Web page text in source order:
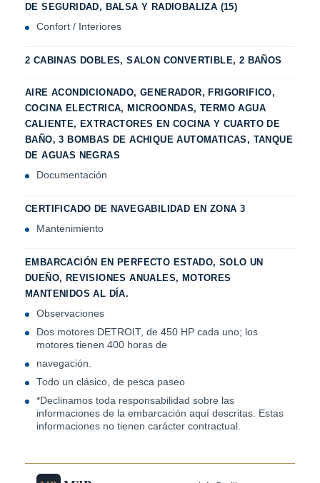
DE SEGURIDAD, BALSA Y RADIOBALIZA (15)
Confort / Interiores
2 CABINAS DOBLES, SALON CONVERTIBLE, 2 BAÑOS
AIRE ACONDICIONADO, GENERADOR, FRIGORIFICO,
COCINA ELECTRICA, MICROONDAS, TERMO AGUA
CALIENTE, EXTRACTORES EN COCINA Y CUARTO DE
BAÑO, 3 BOMBAS DE ACHIQUE AUTOMATICAS, TANQUE
DE AGUAS NEGRAS
Documentación
CERTIFICADO DE NAVEGABILIDAD EN ZONA 3
Mantenimiento
EMBARCACIÓN EN PERFECTO ESTADO, SOLO UN
DUEÑO, REVISIONES ANUALES, MOTORES
MANTENIDOS AL DÍA.
Observaciones
Dos motores DETROIT, de 450 HP cada uno; los
motores tienen 400 horas de
navegación.
Todo un clásico, de pesca paseo
*Declinamos toda responsabilidad sobre las
informaciones de la embarcación aquí descritas. Estas
informaciones no tienen carácter contractual.